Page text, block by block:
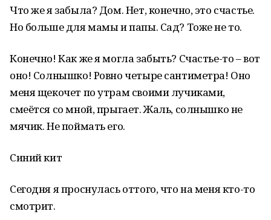
Что же я забыла? Дом. Нет, конечно, это счастье.
Но больше для мамы и папы. Сад? Тоже не то.
Конечно! Как же я могла забыть? Счастье-то – вот
оно! Солнышко! Ровно четыре сантиметра! Оно
меня щекочет по утрам своими лучиками,
смеётся со мной, прыгает. Жаль, солнышко не
мячик. Не поймать его.
Синий кит
Сегодня я проснулась оттого, что на меня кто-то
смотрит.